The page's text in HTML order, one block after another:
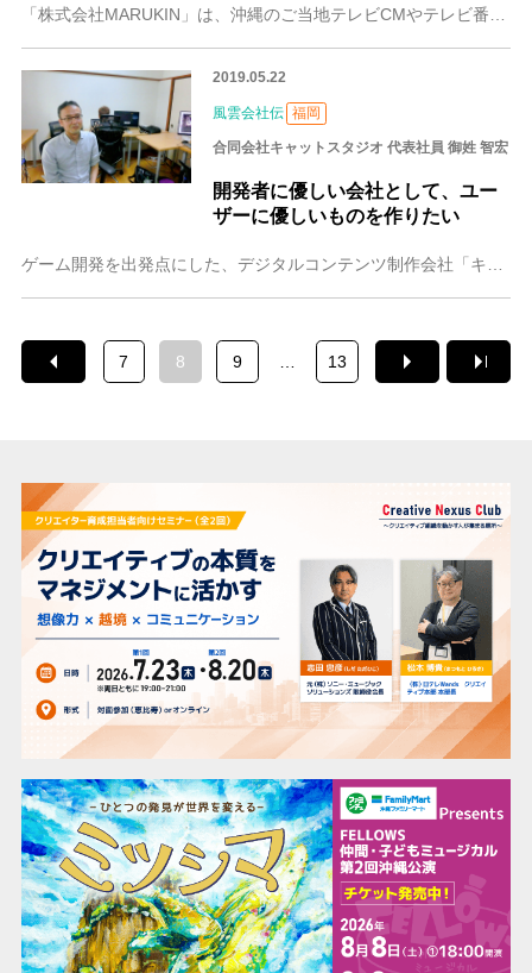
2019.05.22
風雲会社伝 福岡
合同会社キャットスタジオ 代表社員 御姓 智宏
開発者に優しい会社として、ユー
ザーに優しいものを作りたい
7 8 9 … 13